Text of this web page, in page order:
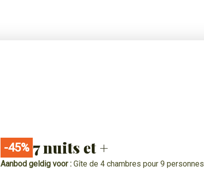
-45% 7 nuits et +
Aanbod geldig voor : Gîte de 4 chambres pour 9 personnes